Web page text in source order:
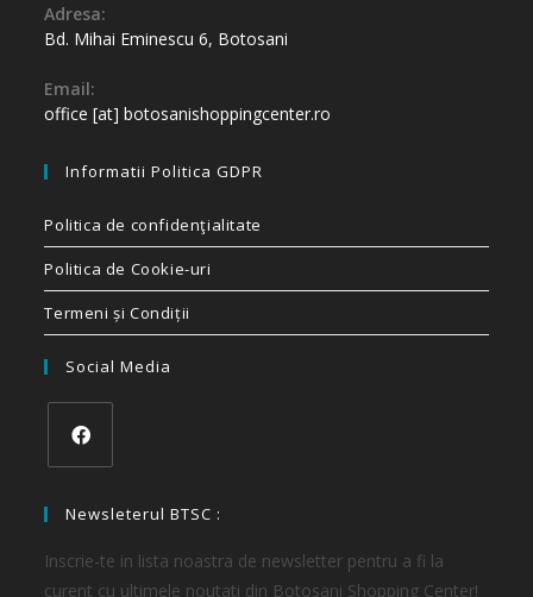
Adresa:
Bd. Mihai Eminescu 6, Botosani
Email:
office [at] botosanishoppingcenter.ro
Informatii Politica GDPR
Politica de confidenţialitate
Politica de Cookie-uri
Termeni și Condiții
Social Media
Newsleterul BTSC :
Inscrie-te in lista noastra de newsletter pentru a fi la
curent cu ultimele noutati din Botosani Shopping Center!